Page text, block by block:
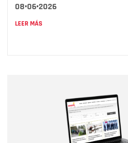
08•06•2026
LEER MÁS
Correo electrónico